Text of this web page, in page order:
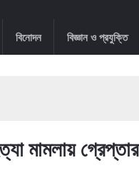
বিনোদন বিজ্ঞান ও প্রযুক্তি
মামলায় গ্রেপ্তার